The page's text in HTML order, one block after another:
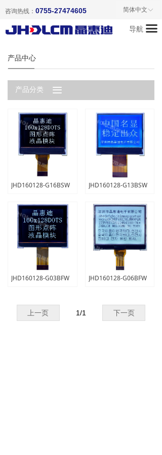
끀
首页
关于我们
产品中心
新闻资讯
成功案例
联系我们
ꀅ
简体中文
咨询热线： 0755-27474605
导航
JHD160128-G16BSW JHD160128-G13BSW
JHD160128-G03BFW JHD160128-G06BFW
上一页 下一页
1/1
产品中心
끀
产品分类